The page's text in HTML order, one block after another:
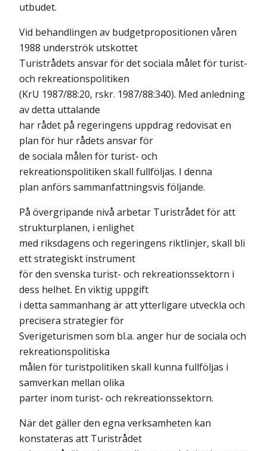
utbudet.
Vid behandlingen av budgetpropositionen våren
1988 underströk utskottet
Turistrådets ansvar för det sociala målet för turist-
och rekreationspolitiken
(KrU 1987/88:20, rskr. 1987/88:340). Med anledning
av detta uttalande
har rådet på regeringens uppdrag redovisat en
plan för hur rådets ansvar för
de sociala målen för turist- och
rekreationspolitiken skall fullföljas. I denna
plan anförs sammanfattningsvis följande.
På övergripande nivå arbetar Turistrådet för att
strukturplanen, i enlighet
med riksdagens och regeringens riktlinjer, skall bli
ett strategiskt instrument
för den svenska turist- och rekreationssektorn i
dess helhet. En viktig uppgift
i detta sammanhang är att ytterligare utveckla och
precisera strategier för
Sverigeturismen som bl.a. anger hur de sociala och
rekreationspolitiska
målen för turistpolitiken skall kunna fullföljas i
samverkan mellan olika
parter inom turist- och rekreationssektorn.
När det gäller den egna verksamheten kan
konstateras att Turistrådet